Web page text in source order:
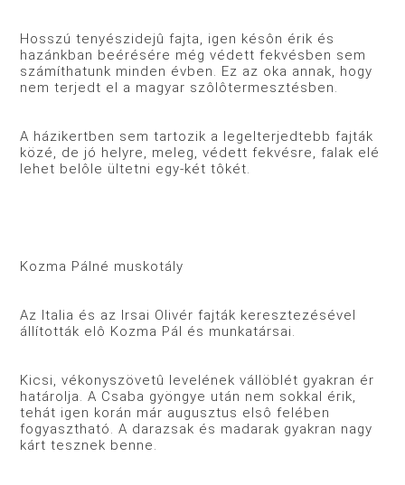
Hosszú tenyészidejû fajta, igen késôn érik és
hazánkban beérésére még védett fekvésben sem
számíthatunk minden évben. Ez az oka annak, hogy
nem terjedt el a magyar szôlôtermesztésben.
A házikertben sem tartozik a legelterjedtebb fajták
közé, de jó helyre, meleg, védett fekvésre, falak elé
lehet belôle ültetni egy-két tôkét.
Kozma Pálné muskotály
Az Italia és az Irsai Olivér fajták keresztezésével
állították elô Kozma Pál és munkatársai.
Kicsi, vékonyszövetû levelének vállöblét gyakran ér
határolja. A Csaba gyöngye után nem sokkal érik,
tehát igen korán már augusztus elsô felében
fogyasztható. A darazsak és madarak gyakran nagy
kárt tesznek benne.